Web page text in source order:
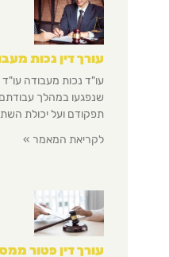
עורך דין נכות
עו"ד נכות מעבודה
שנפגעו במהלך
תפקודם ועל יכולת
לקריאת המאמר »
עורך דין פטור